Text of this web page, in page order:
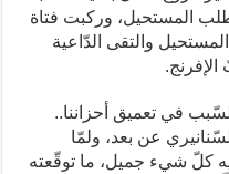
المستحيل، وركبت فتاة
والتقى الدّاعية
في تعميق أحزاننا..
عن بعد، ولمّا
كلّ شيء جميل، ما توقّعته